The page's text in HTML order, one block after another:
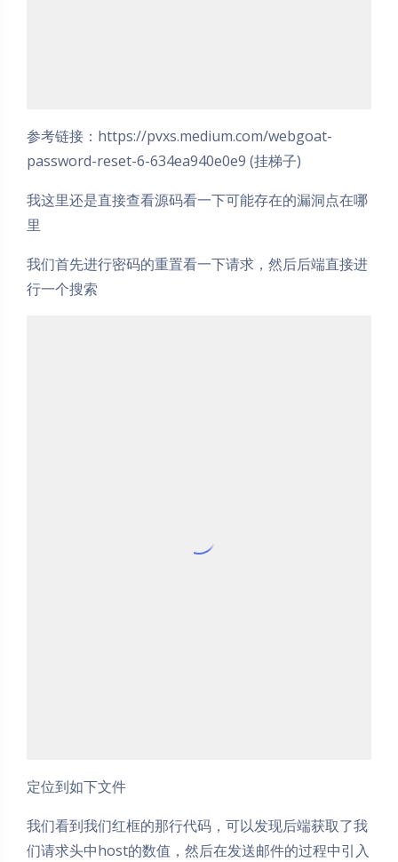
参考链接：https://pvxs.medium.com/webgoat-
password-reset-6-634ea940e0e9 (挂梯子)
我这里还是直接查看源码看一下可能存在的漏洞点在哪
里
我们首先进行密码的重置看一下请求，然后后端直接进
行一个搜索
定位到如下文件
我们看到我们红框的那行代码，可以发现后端获取了我
们请求头中host的数值，然后在发送邮件的过程中引入